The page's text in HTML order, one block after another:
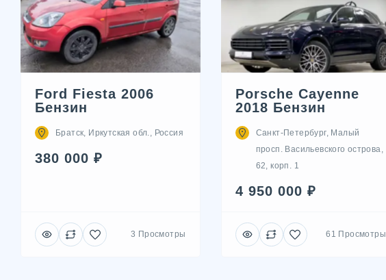
Ford Fiesta 2006
Бензин
Братск, Иркутская обл., Россия
380 000 ₽
3 Просмотры
Porsche Cayenne
2018 Бензин
Санкт-Петербург, Малый
просп. Васильевского острова,
62, корп. 1
4 950 000 ₽
61 Просмотры